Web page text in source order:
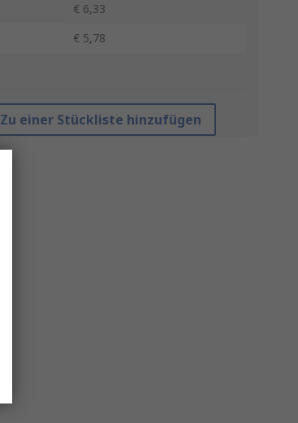
€ 6,33
€ 5,78
Zu einer Stückliste hinzufügen